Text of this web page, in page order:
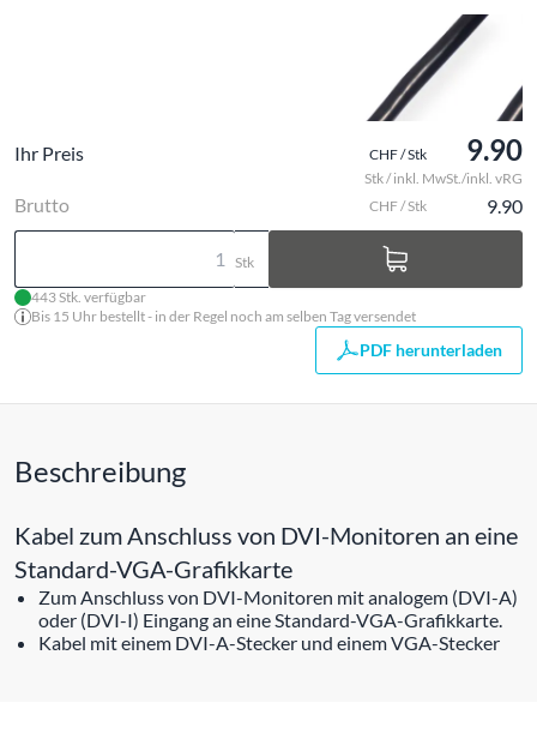
Ihr Preis CHF / Stk 9.90
Stk / inkl. MwSt./inkl. vRG
Brutto CHF / Stk 9.90
Stk
443 Stk. verfügbar
Bis 15 Uhr bestellt - in der Regel noch am selben Tag versendet
PDF herunterladen
Beschreibung
Kabel zum Anschluss von DVI-Monitoren an eine
Standard-VGA-Grafikkarte
Zum Anschluss von DVI-Monitoren mit analogem (DVI-A)
oder (DVI-I) Eingang an eine Standard-VGA-Grafikkarte.
Kabel mit einem DVI-A-Stecker und einem VGA-Stecker